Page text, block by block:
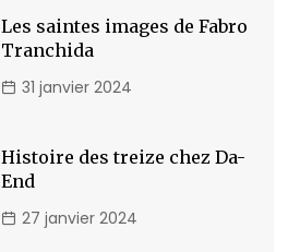
Les saintes images de Fabro
Tranchida
31 janvier 2024
Histoire des treize chez Da-
End
27 janvier 2024